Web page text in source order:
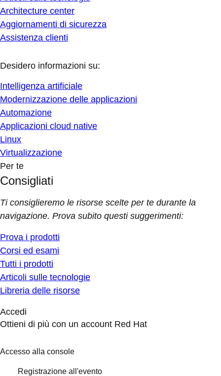
Architecture center
Aggiornamenti di sicurezza
Assistenza clienti
Desidero informazioni su:
Intelligenza artificiale
Modernizzazione delle applicazioni
Automazione
Applicazioni cloud native
Linux
Virtualizzazione
Per te
Consigliati
Ti consiglieremo le risorse scelte per te durante la
navigazione. Prova subito questi suggerimenti:
Prova i prodotti
Corsi ed esami
Tutti i prodotti
Articoli sulle tecnologie
Libreria delle risorse
Accedi
Ottieni di più con un account Red Hat
Accesso alla console
Registrazione all'evento